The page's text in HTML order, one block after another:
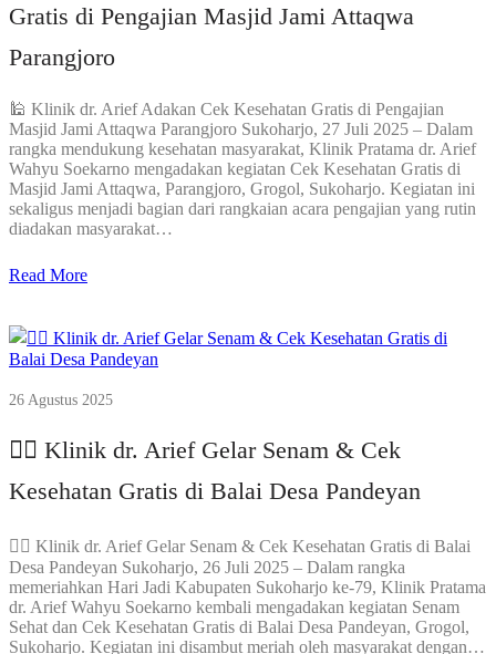
Gratis di Pengajian Masjid Jami Attaqwa
Parangjoro
🕌 Klinik dr. Arief Adakan Cek Kesehatan Gratis di Pengajian
Masjid Jami Attaqwa Parangjoro Sukoharjo, 27 Juli 2025 – Dalam
rangka mendukung kesehatan masyarakat, Klinik Pratama dr. Arief
Wahyu Soekarno mengadakan kegiatan Cek Kesehatan Gratis di
Masjid Jami Attaqwa, Parangjoro, Grogol, Sukoharjo. Kegiatan ini
sekaligus menjadi bagian dari rangkaian acara pengajian yang rutin
diadakan masyarakat…
Read More
26 Agustus 2025
🏃‍♀️ Klinik dr. Arief Gelar Senam & Cek
Kesehatan Gratis di Balai Desa Pandeyan
🏃‍♀️ Klinik dr. Arief Gelar Senam & Cek Kesehatan Gratis di Balai
Desa Pandeyan Sukoharjo, 26 Juli 2025 – Dalam rangka
memeriahkan Hari Jadi Kabupaten Sukoharjo ke-79, Klinik Pratama
dr. Arief Wahyu Soekarno kembali mengadakan kegiatan Senam
Sehat dan Cek Kesehatan Gratis di Balai Desa Pandeyan, Grogol,
Sukoharjo. Kegiatan ini disambut meriah oleh masyarakat dengan…